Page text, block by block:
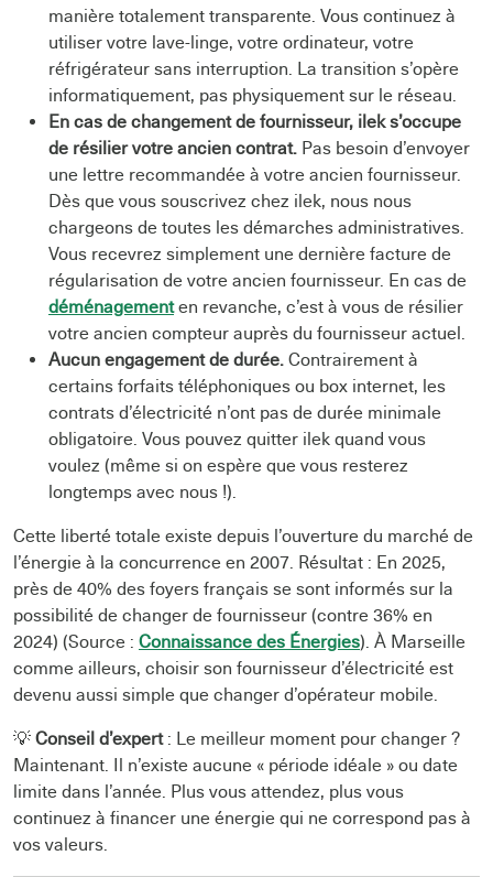
manière totalement transparente. Vous continuez à
utiliser votre lave-linge, votre ordinateur, votre
réfrigérateur sans interruption. La transition s’opère
informatiquement, pas physiquement sur le réseau.
En cas de changement de fournisseur, ilek s’occupe
de résilier votre ancien contrat. Pas besoin d’envoyer
une lettre recommandée à votre ancien fournisseur.
Dès que vous souscrivez chez ilek, nous nous
chargeons de toutes les démarches administratives.
Vous recevrez simplement une dernière facture de
régularisation de votre ancien fournisseur. En cas de
déménagementen revanche, c’est à vous de résilier
votre ancien compteur auprès du fournisseur actuel.
Aucun engagement de durée. Contrairement à
certains forfaits téléphoniques ou box internet, les
contrats d’électricité n’ont pas de durée minimale
obligatoire. Vous pouvez quitter ilek quand vous
voulez (même si on espère que vous resterez
longtemps avec nous !).
Cette liberté totale existe depuis l’ouverture du marché de
l’énergie à la concurrence en 2007. Résultat : En 2025,
près de 40% des foyers français se sont informés sur la
possibilité de changer de fournisseur (contre 36% en
2024) (Source : Connaissance des Énergies). À Marseille
comme ailleurs, choisir son fournisseur d’électricité est
devenu aussi simple que changer d’opérateur mobile.
💡 Conseil d’expert: Le meilleur moment pour changer ?
Maintenant. Il n’existe aucune « période idéale » ou date
limite dans l’année. Plus vous attendez, plus vous
continuez à financer une énergie qui ne correspond pas à
vos valeurs.